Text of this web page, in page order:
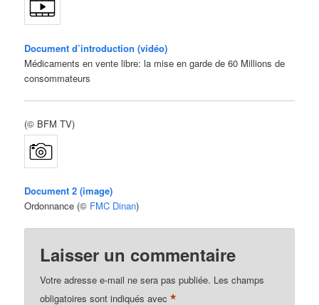
Document d’introduction (vidéo)
Médicaments en vente libre: la mise en garde de 60 Millions de
consommateurs
(© BFM TV)
Document 2 (image)
Ordonnance (© FMC Dinan)
Laisser un commentaire
Votre adresse e-mail ne sera pas publiée. Les champs
obligatoires sont indiqués avec*